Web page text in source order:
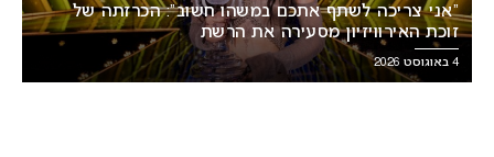
“אני צריכה לשתף אתכם במשהו חשוב”: הכרזתה של
זוכת האירוויזיון מסעירה את הרשת
4 באוגוסט 2026